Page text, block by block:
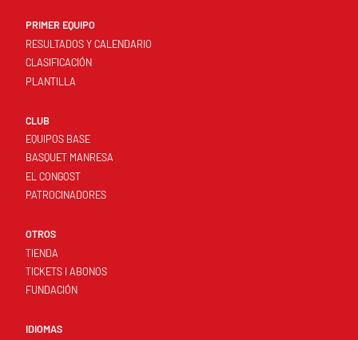
PRIMER EQUIPO
RESULTADOS Y CALENDARIO
CLASIFICACIÓN
PLANTILLA
CLUB
EQUIPOS BASE
BASQUET MANRESA
EL CONGOST
PATROCINADORES
OTROS
TIENDA
TICKETS I ABONOS
FUNDACIÓN
IDIOMAS